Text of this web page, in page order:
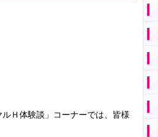
Ｈ体験談」コーナーでは、皆様